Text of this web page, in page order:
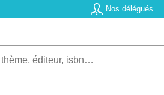
Nos délégués